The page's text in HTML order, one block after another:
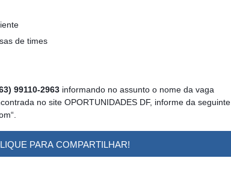
de times
99110-2963 informando no assunto o nome da vaga
no site OPORTUNIDADES DF, informe da seguinte
PARA COMPARTILHAR!